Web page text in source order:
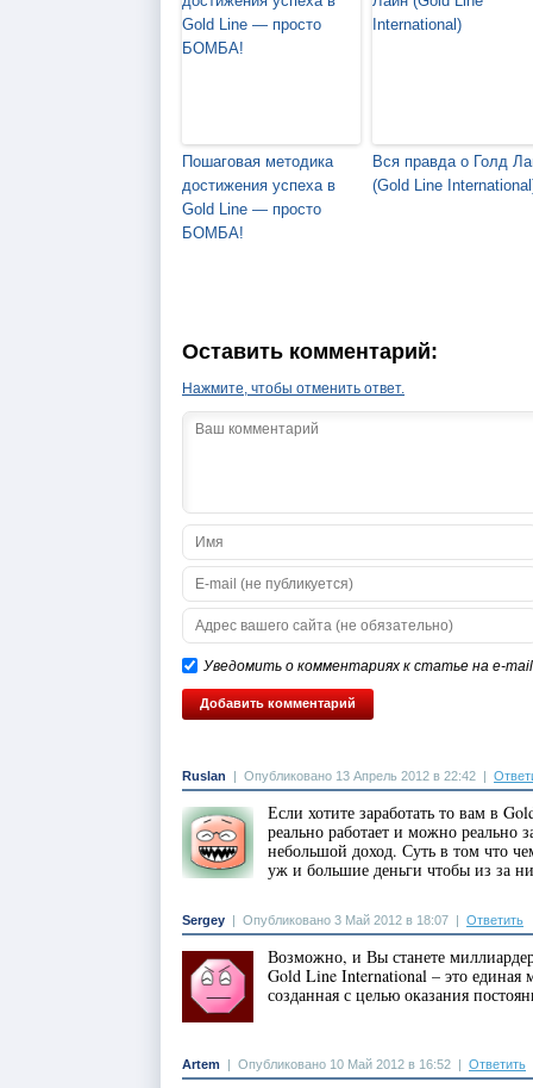
Пошаговая методика
достижения успеха в
Gold Line — просто
БОМБА!
Вся правда о Голд
(Gold Line
Оставить комментарий:
Нажмите, чтобы отменить ответ.
Уведомить о комментариях к статье на e-mail
Ruslan Опубликовано 13 Апрель 2012 в 22:42
Если хотите заработать то вам в
реально работает и можно реально
небольшой доход. Суть в том что
уж и большие деньги чтобы из за
Sergey Опубликовано 3 Май 2012 в 18:07 Ответить
Возможно, и Вы станете
Gold Line International – это
созданная с целью оказания
Artem Опубликовано 10 Май 2012 в 16:52 Ответить